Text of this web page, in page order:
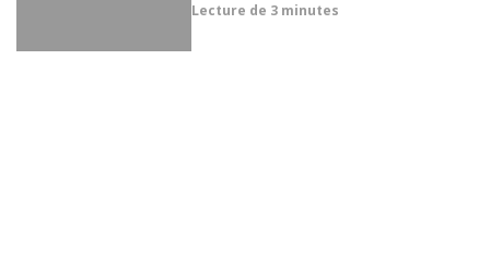
Lecture de 3 minutes